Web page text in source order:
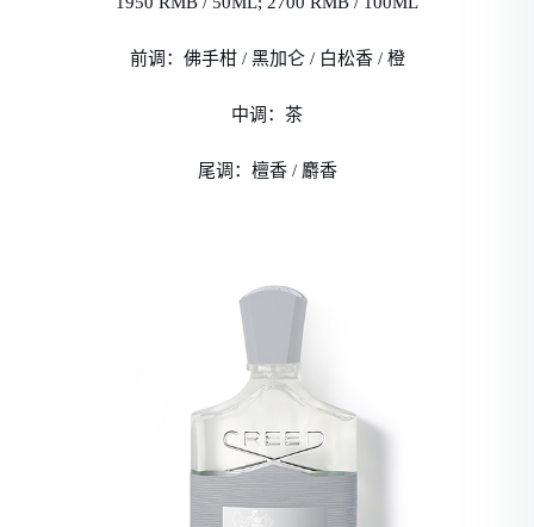
前调：佛手柑 / 黑加仑 / 白松香 / 橙
中调：茶
尾调：檀香 / 麝香